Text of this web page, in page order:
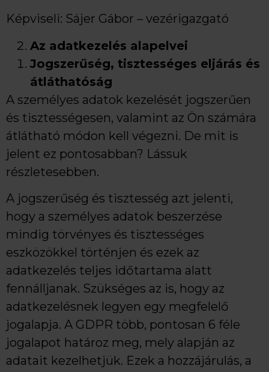
Képviseli: Sájer Gábor – vezérigazgató
Az adatkezelés alapelvei
Jogszerűség, tisztességes eljárás és
átláthatóság
A személyes adatok kezelését jogszerűen
és tisztességesen, valamint az Ön számára
átlátható módon kell végezni. De mit is
jelent ez pontosabban? Lássuk
részletesebben.
A jogszerűség és tisztesség azt jelenti,
hogy a személyes adatok beszerzése
mindig törvényes és tisztességes
eszközökkel történjen és ezek az
adatkezelés teljes időtartama alatt
fennálljanak. Szükséges az is, hogy az
adatkezelésnek legyen egy megfelelő
jogalapja. A GDPR több, pontosan 6 féle
jogalapot határoz meg, mely alapján az
adatait kezelhetjük. Ezek a hozzájárulás, a